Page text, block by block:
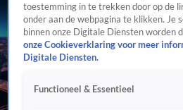
toestemming in te trekken door op de
onder aan de webpagina te klikken. Je
binnen onze Digitale Diensten worden
onze Cookieverklaring voor meer
Digitale Diensten.
Functioneel & Essentieel